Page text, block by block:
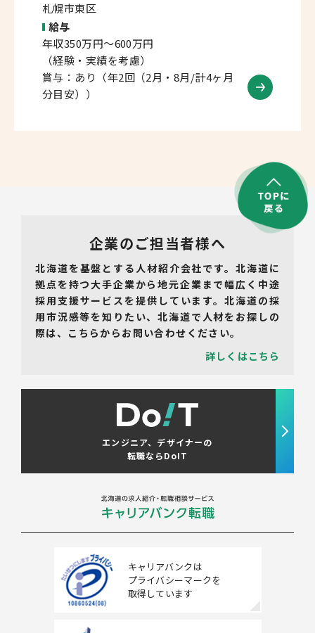
札幌市東区
給与
年収350万円～600万円
（経験・実績を考慮）
賞与：あり（年2回（2月・8月/計4ヶ月
分目安））
企業のご担当者様へ
北海道を基盤とする人材紹介会社です。北海道に
拠点を持つ大手企業から地元企業まで幅広く中途
採用支援サービスを提供しています。北海道の採
用市況感等を知りたい、北海道で人材をお探しの
際は、こちらからお問い合わせください。
詳しくはこちら
エンジニア、デザイナーの
転職ならDoIT
キャリアバンクは
プライバシーマークを
取得しています